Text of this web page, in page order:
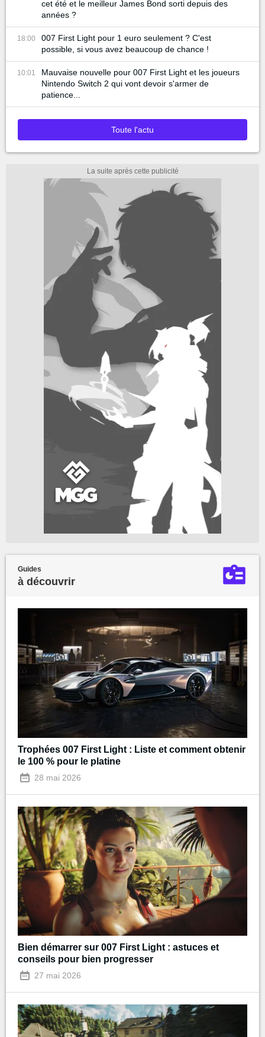
cet été et le meilleur James Bond sorti depuis des
années ?
18:00
007 First Light pour 1 euro seulement ? C'est
possible, si vous avez beaucoup de chance !
10:01
Mauvaise nouvelle pour 007 First Light et les joueurs
Nintendo Switch 2 qui vont devoir s'armer de
patience...
Toute l'actu
Guides
à découvrir
Trophées 007 First Light : Liste et comment obtenir
le 100 % pour le platine
28 mai 2026
Bien démarrer sur 007 First Light : astuces et
conseils pour bien progresser
27 mai 2026